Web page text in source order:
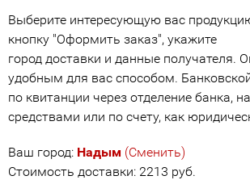
Выберите интересующую вас
кнопку "Оформить заказ", укажите
город доставки и данные получателя.
удобным для вас способом.
по квитанции через отделение банка,
средствами или по счету, как
Ваш город: Надым (Сменить)
Стоимость доставки: 2213 руб.